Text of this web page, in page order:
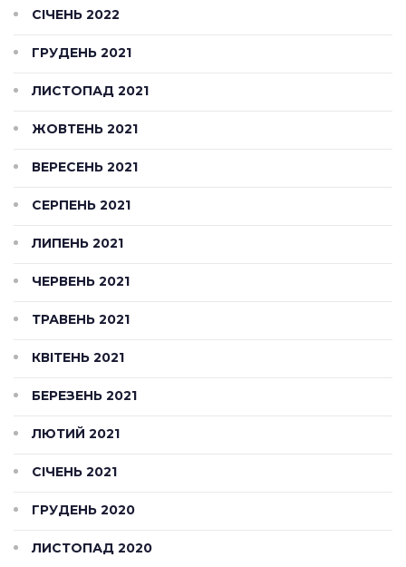
СІЧЕНЬ 2022
ГРУДЕНЬ 2021
ЛИСТОПАД 2021
ЖОВТЕНЬ 2021
ВЕРЕСЕНЬ 2021
СЕРПЕНЬ 2021
ЛИПЕНЬ 2021
ЧЕРВЕНЬ 2021
ТРАВЕНЬ 2021
КВІТЕНЬ 2021
БЕРЕЗЕНЬ 2021
ЛЮТИЙ 2021
СІЧЕНЬ 2021
ГРУДЕНЬ 2020
ЛИСТОПАД 2020